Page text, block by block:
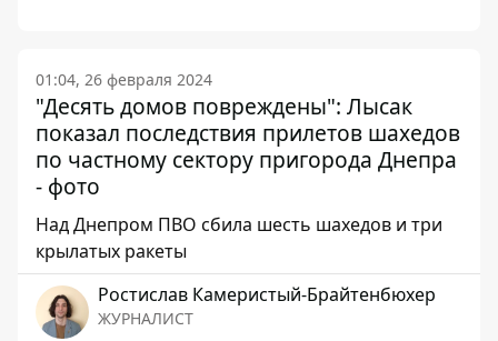
01:04, 26 февраля 2024
"Десять домов повреждены": Лысак
показал последствия прилетов шахедов
по частному сектору пригорода Днепра
- фото
Над Днепром ПВО сбила шесть шахедов и три
крылатых ракеты
Ростислав Камеристый-Брайтенбюхер
ЖУРНАЛИСТ